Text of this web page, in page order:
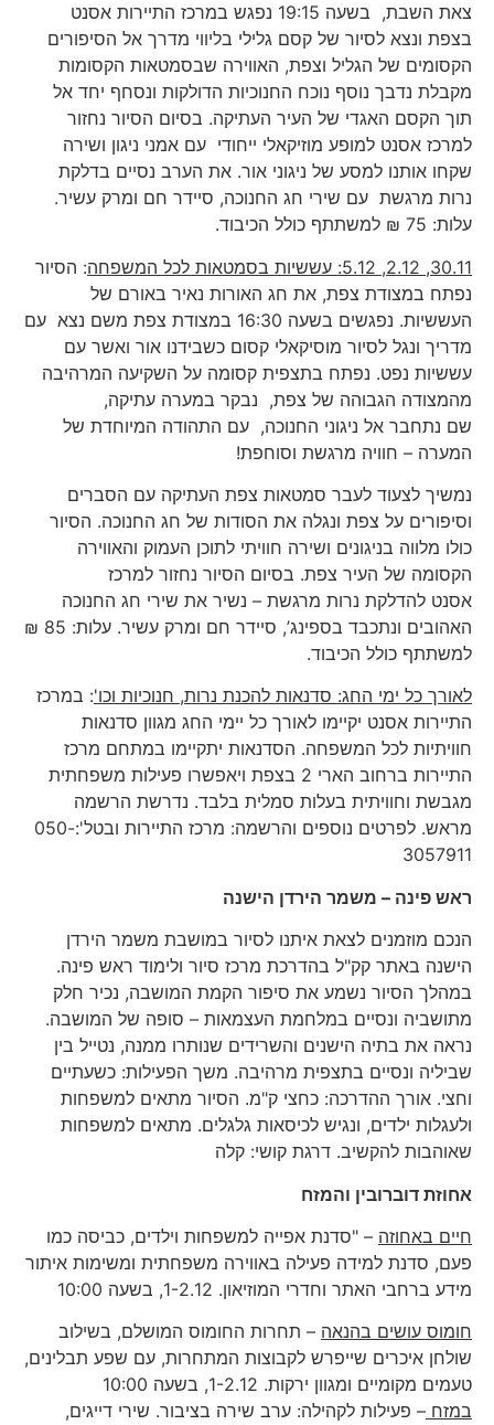
צאת השבת, בשעה 19:15 נפגש במרכז התיירות אסנט
בצפת ונצא לסיור של קסם גלילי בליווי מדרך אל הסיפורים
הקסומים של הגליל וצפת, האווירה שבסמטאות הקסומות
מקבלת נדבך נוסף נוכח החנוכיות הדולקות ונסחף יחד אל
תוך הקסם האגדי של העיר העתיקה. בסיום הסיור נחזור
למרכז אסנט למופע מוזיקאלי ייחודי עם אמני ניגון ושירה
שקחו אותנו למסע של ניגוני אור. את הערב נסיים בדלקת
נרות מרגשת עם שירי חג החנוכה, סיידר חם ומרק עשיר.
עלות: 75 ₪ למשתתף כולל הכיבוד.
30.11, 2.12, 5.12: עששיות בסמטאות לכל המשפחה
: הסיור
נפתח במצודת צפת, את חג האורות נאיר באורם של
העששיות. נפגשים בשעה 16:30 במצודת צפת משם נצא עם
מדריך ונגל לסיור מוסיקאלי קסום כשבידנו אור ואשר עם
עששיות נפט. נפתח בתצפית קסומה על השקיעה המרהיבה
מהמצודה הגבוהה של צפת, נבקר במערה עתיקה,
שם נתחבר אל ניגוני החנוכה, עם התהודה המיוחדת של
המערה – חוויה מרגשת וסוחפת!
נמשיך לצעוד לעבר סמטאות צפת העתיקה עם הסברים
וסיפורים על צפת ונגלה את הסודות של חג החנוכה. הסיור
כולו מלווה בניגונים ושירה חוויתי לתוכן העמוק והאווירה
הקסומה של העיר צפת. בסיום הסיור נחזור למרכז
אסנט להדלקת נרות מרגשת – נשיר את שירי חג החנוכה
האהובים ונתכבד בספינג’, סיידר חם ומרק עשיר. עלות: 85 ₪
למשתתף כולל הכיבוד.
לאורך כל ימי החג: סדנאות להכנת נרות, חנוכיות וכו' : במרכז
התיירות אסנט יקיימו לאורך כל יימי החג מגוון סדנאות
חוויתיות לכל המשפחה. הסדנאות יתקיימו במתחם מרכז
התיירות ברחוב הארי 2 בצפת ויאפשרו פעילות משפחתית
מגבשת וחוויתית בעלות סמלית בלבד. נדרשת הרשמה
מראש. לפרטים נוספים והרשמה: מרכז התיירות ובטל':050-
3057911
ראש פינה – משמר הירדן הישנה
הנכם מוזמנים לצאת איתנו לסיור במושבת משמר הירדן
הישנה באתר קק"ל בהדרכת מרכז סיור ולימוד ראש פינה.
במהלך הסיור נשמע את סיפור הקמת המושבה, נכיר חלק
מתושביה ונסיים במלחמת העצמאות – סופה של המושבה.
נראה את בתיה הישנים והשרידים שנותרו ממנה, נטייל בין
שביליה ונסיים בתצפית מרהיבה. משך הפעילות: כשעתיים
וחצי. אורך ההדרכה: כחצי ק"מ. הסיור מתאים למשפחות
ולעגלות ילדים, ונגיש לכיסאות גלגלים. מתאים למשפחות
שאוהבות להקשיב. דרגת קושי: קלה
אחוזת דוברובין והמזח
חיים באחוזה– "סדנת אפייה למשפחות וילדים, כביסה כמו
פעם, סדנת למידה פעילה באווירה משפחתית ומשימות איתור
מידע ברחבי האתר וחדרי המוזיאון. 1-2.12, בשעה 10:00
חומוס עושים בהנאה– תחרות החומוס המושלם, בשילוב
שולחן איכרים שייפרש לקבוצות המתחרות, עם שפע תבלינים,
טעמים מקומיים ומגוון ירקות. 1-2.12, בשעה 10:00
במזח– פעילות לקהילה: ערב שירה בציבור. שירי דייגים,